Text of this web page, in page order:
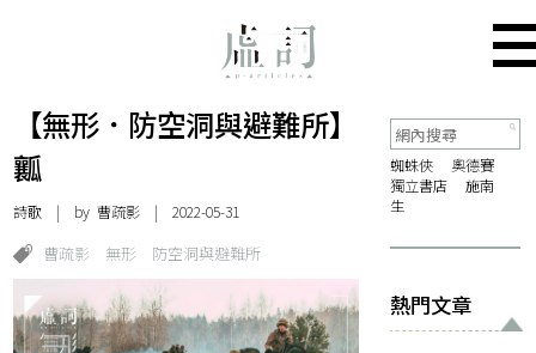
【無形．防空洞與避難所】
瓤
詩歌 | by曹疏影 | 2022-05-31
曹疏影 無形 防空洞與避難所
蜘蛛俠
奧德賽
獨立書店
施南
生
熱門文章